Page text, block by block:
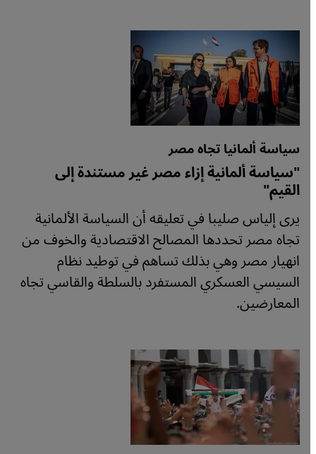
سياسة ألمانيا تجاه مصر
"سياسة ألمانية إزاء مصر غير مستندة إلى
القيم"
يرى إلياس صليبا في تعليقه أن السياسة الألمانية
تجاه مصر تحددها المصالح الاقتصادية والخوف من
انهيار مصر وهي بذلك تساهم في توطيد نظام
السيسي العسكري المستفرد بالسلطة والقاسي تجاه
المعارضين.